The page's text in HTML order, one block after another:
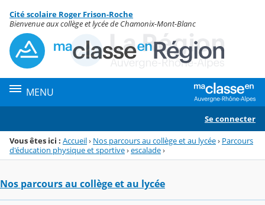
Menu de la rubrique
Contenu
Cité scolaire Roger Frison-Roche
Bienvenue aux collège et lycée de Chamonix-Mont-Blanc
MENU
Se connecter
Vous êtes ici : Accueil› Nos parcours au collège et au lycée› Parcours
d'éducation physique et sportive›escalade›
Nos parcours au collège et au lycée